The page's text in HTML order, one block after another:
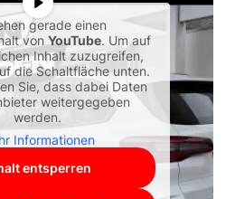
gerade einen
vonYouTube. Um auf
Inhalt zuzugreifen,
die Schaltfläche unten.
Sie, dass dabei Daten
weitergegeben
werden.
Informationen
entsperren